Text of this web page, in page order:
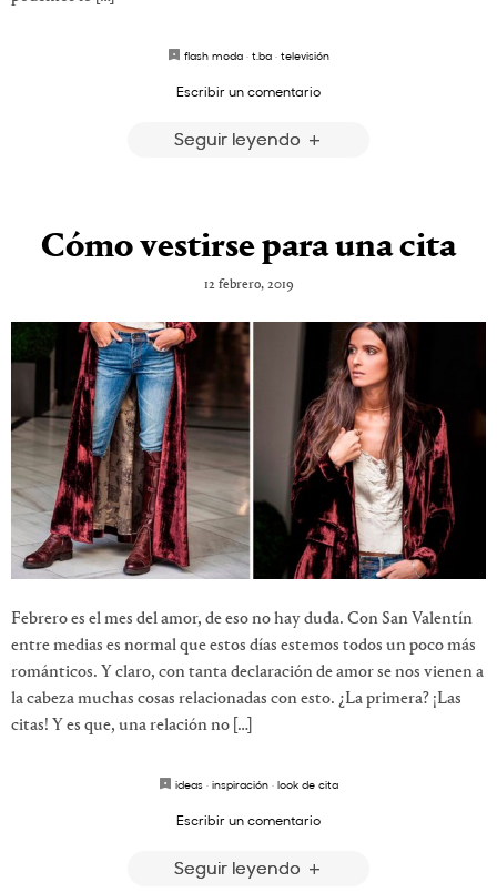
flash moda · t.ba · televisión
Escribir un comentario
Seguir leyendo
Cómo vestirse para una cita
12 febrero, 2019
Febrero es el mes del amor, de eso no hay duda. Con San Valentín
entre medias es normal que estos días estemos todos un poco más
románticos. Y claro, con tanta declaración de amor se nos vienen a
la cabeza muchas cosas relacionadas con esto. ¿La primera? ¡Las
citas! Y es que, una relación no […]
ideas · inspiración · look de cita
Escribir un comentario
Seguir leyendo